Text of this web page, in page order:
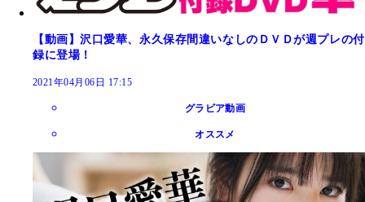
【動画】沢口愛華、永久保存間違いなしのＤＶＤが週プレの付
録に登場！
2021年04月06日 17:15
グラビア動画
オススメ